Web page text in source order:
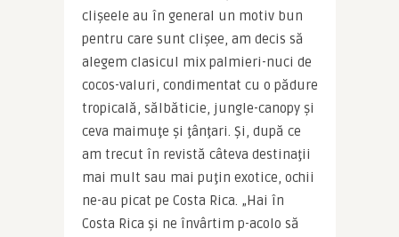
clişeele au în general un motiv bun
pentru care sunt clişee, am decis să
alegem clasicul mix palmieri-nuci de
cocos-valuri, condimentat cu o pădure
tropicală, sălbăticie, jungle-canopy şi
ceva maimuţe şi ţânţari. Şi, după ce
am trecut în revistă câteva destinaţii
mai mult sau mai puţin exotice, ochii
ne-au picat pe Costa Rica. „Hai în
Costa Rica şi ne învârtim p-acolo să